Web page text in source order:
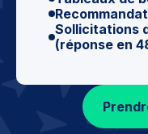
Sollicitations
(réponse en